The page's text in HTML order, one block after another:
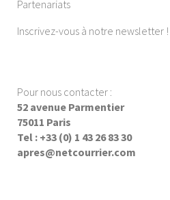
Partenariats
Inscrivez-vous à notre newsletter !
Pour nous contacter :
52 avenue Parmentier
75011 Paris
Tel : +33 (0) 1 43 26 83 30
apres@netcourrier.com